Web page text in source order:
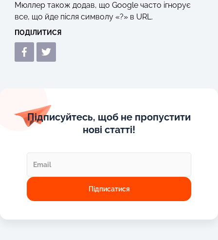
Мюллер також додав, що Google часто ігнорує
все, що йде після символу «?» в URL.
ПОДІЛИТИСЯ
Підписуйтесь, щоб не пропустити
нові статті!